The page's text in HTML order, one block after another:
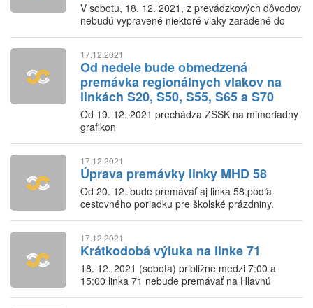
V sobotu, 18. 12. 2021, z prevádzkových dôvodov
nebudú vypravené niektoré vlaky zaradené do
17.12.2021
Od nedele bude obmedzená
premávka regionálnych vlakov na
linkách S20, S50, S55, S65 a S70
Od 19. 12. 2021 prechádza ZSSK na mimoriadny
grafikon
17.12.2021
Úprava premávky linky MHD 58
Od 20. 12. bude premávať aj linka 58 podľa
cestovného poriadku pre školské prázdniny.
17.12.2021
Krátkodobá výluka na linke 71
18. 12. 2021 (sobota) približne medzi 7:00 a
15:00 linka 71 nebude premávať na Hlavnú